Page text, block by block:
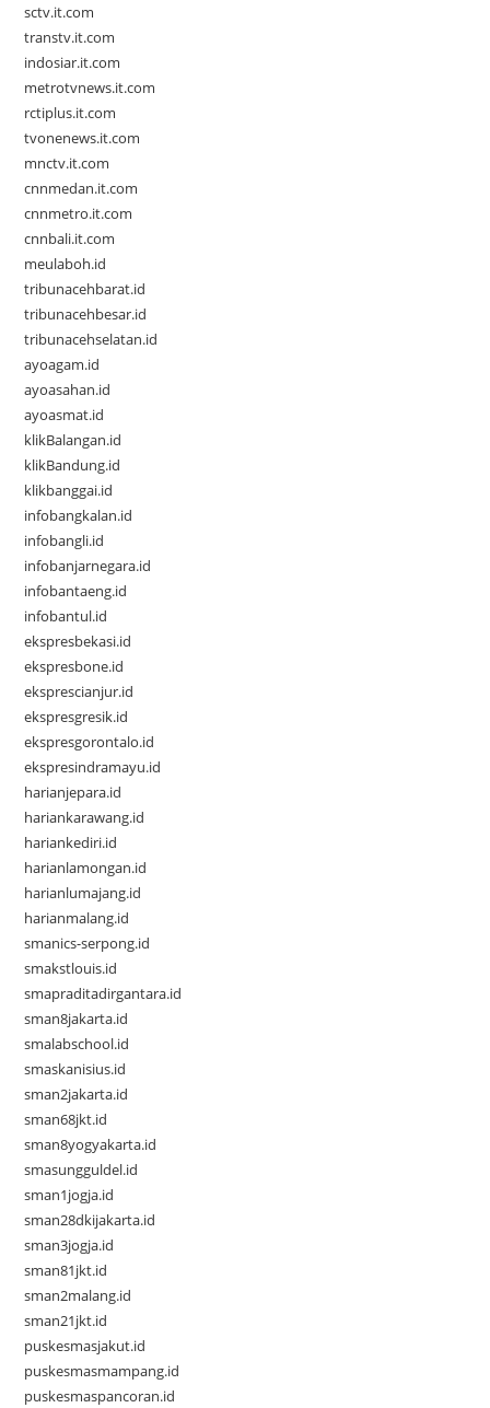
sctv.it.com
transtv.it.com
indosiar.it.com
metrotvnews.it.com
rctiplus.it.com
tvonenews.it.com
mnctv.it.com
cnnmedan.it.com
cnnmetro.it.com
cnnbali.it.com
meulaboh.id
tribunacehbarat.id
tribunacehbesar.id
tribunacehselatan.id
ayoagam.id
ayoasahan.id
ayoasmat.id
klikBalangan.id
klikBandung.id
klikbanggai.id
infobangkalan.id
infobangli.id
infobanjarnegara.id
infobantaeng.id
infobantul.id
ekspresbekasi.id
ekspresbone.id
eksprescianjur.id
ekspresgresik.id
ekspresgorontalo.id
ekspresindramayu.id
harianjepara.id
hariankarawang.id
hariankediri.id
harianlamongan.id
harianlumajang.id
harianmalang.id
smanics-serpong.id
smakstlouis.id
smapraditadirgantara.id
sman8jakarta.id
smalabschool.id
smaskanisius.id
sman2jakarta.id
sman68jkt.id
sman8yogyakarta.id
smasungguldel.id
sman1jogja.id
sman28dkijakarta.id
sman3jogja.id
sman81jkt.id
sman2malang.id
sman21jkt.id
puskesmasjakut.id
puskesmasmampang.id
puskesmaspancoran.id